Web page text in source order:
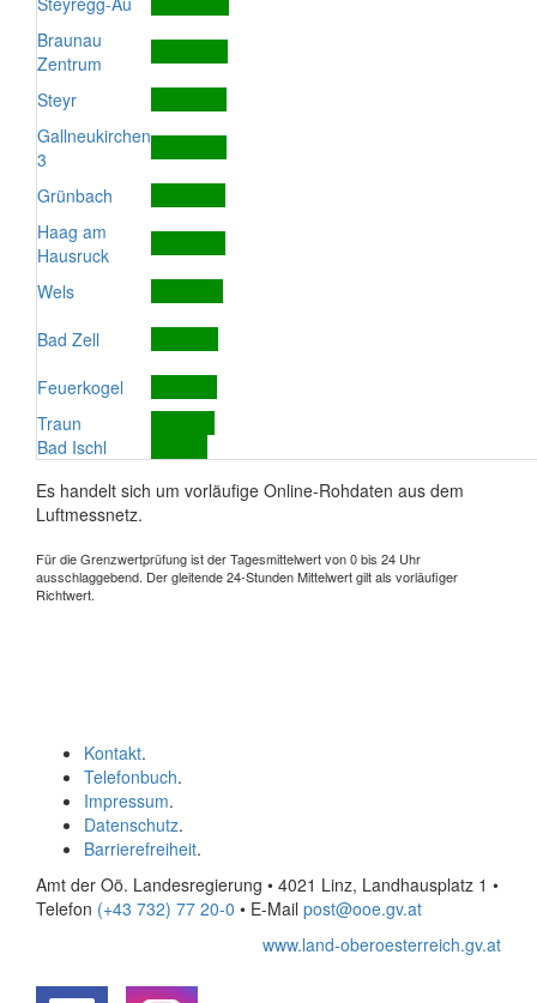
Braunau
Zentrum
Steyr
Gallneukirchen
3
Grünbach
Haag am
Hausruck
Wels
Bad Zell
Feuerkogel
Traun
Bad Ischl
Es handelt sich um vorläufige Online-Rohdaten aus dem
Luftmessnetz.
Für die Grenzwertprüfung ist der Tagesmittelwert von 0 bis 24 Uhr
ausschlaggebend. Der gleitende 24-Stunden Mittelwert gilt als vorläufiger
Richtwert.
Kontakt.
Telefonbuch.
Impressum.
Datenschutz.
Barrierefreiheit.
Amt der Oö. Landesregierung • 4021 Linz, Landhausplatz 1 •
Telefon (+43 732) 77 20-0 • E-Mail post@ooe.gv.at
www.land-oberoesterreich.gv.at